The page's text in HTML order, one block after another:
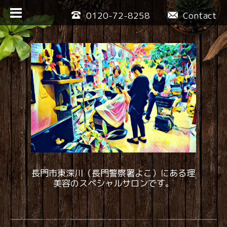
Contact
0120-72-8258
長門市東深川（長門警察署よこ）にある理
美容のスペシャルサロンです。